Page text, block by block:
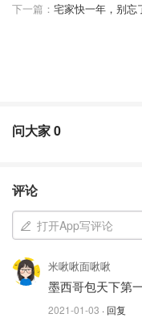
糖粉 51g
盐 0.8g
expresso 6.5g
制作步骤
下一篇： 宅家快一年，别忘
问大家0
评论
打开App写评论
米啾啾面啾啾
墨西哥包天下第
2021-01-03 · 回复